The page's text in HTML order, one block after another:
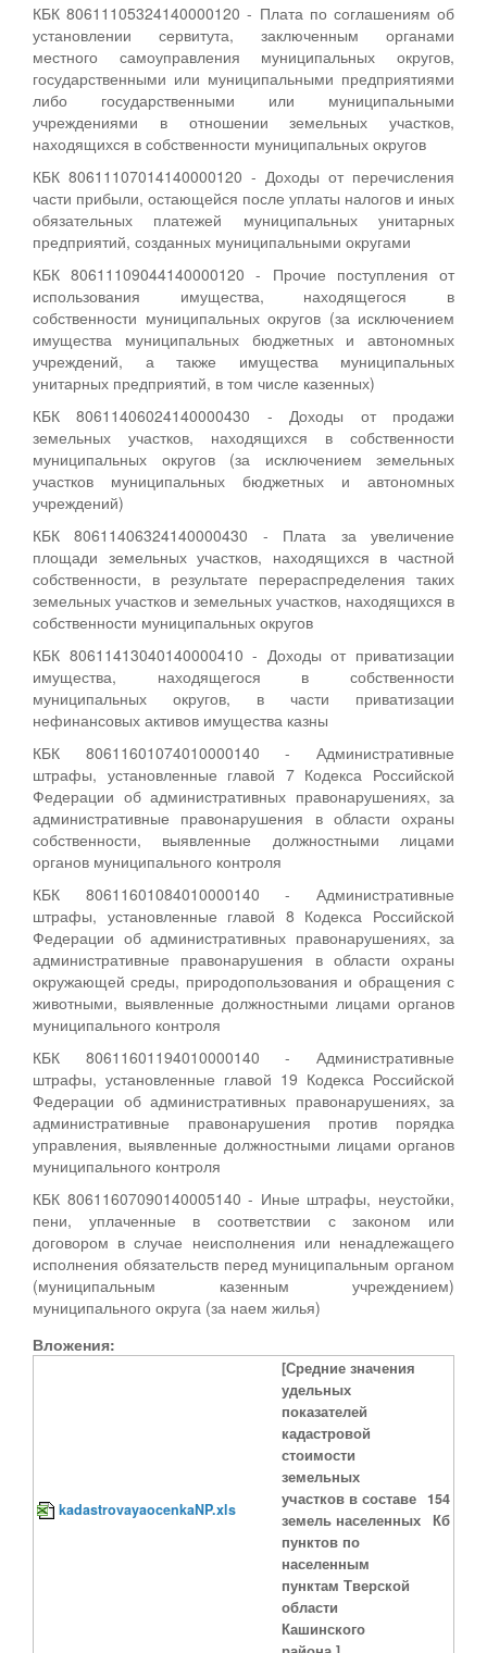
КБК 80611105324140000120 - Плата по соглашениям об
установлении сервитута, заключенным органами
местного самоуправления муниципальных округов,
государственными или муниципальными предприятиями
либо государственными или муниципальными
учреждениями в отношении земельных участков,
находящихся в собственности муниципальных округов
КБК 80611107014140000120 - Доходы от перечисления
части прибыли, остающейся после уплаты налогов и иных
обязательных платежей муниципальных унитарных
предприятий, созданных муниципальными округами
КБК 80611109044140000120 - Прочие поступления от
использования имущества, находящегося в
собственности муниципальных округов (за исключением
имущества муниципальных бюджетных и автономных
учреждений, а также имущества муниципальных
унитарных предприятий, в том числе казенных)
КБК 80611406024140000430 - Доходы от продажи
земельных участков, находящихся в собственности
муниципальных округов (за исключением земельных
участков муниципальных бюджетных и автономных
учреждений)
КБК 80611406324140000430 - Плата за увеличение
площади земельных участков, находящихся в частной
собственности, в результате перераспределения таких
земельных участков и земельных участков, находящихся в
собственности муниципальных округов
КБК 80611413040140000410 - Доходы от приватизации
имущества, находящегося в собственности
муниципальных округов, в части приватизации
нефинансовых активов имущества казны
КБК 80611601074010000140 - Административные
штрафы, установленные главой 7 Кодекса Российской
Федерации об административных правонарушениях, за
административные правонарушения в области охраны
собственности, выявленные должностными лицами
органов муниципального контроля
КБК 80611601084010000140 - Административные
штрафы, установленные главой 8 Кодекса Российской
Федерации об административных правонарушениях, за
административные правонарушения в области охраны
окружающей среды, природопользования и обращения с
животными, выявленные должностными лицами органов
муниципального контроля
КБК 80611601194010000140 - Административные
штрафы, установленные главой 19 Кодекса Российской
Федерации об административных правонарушениях, за
административные правонарушения против порядка
управления, выявленные должностными лицами органов
муниципального контроля
КБК 80611607090140005140 - Иные штрафы, неустойки,
пени, уплаченные в соответствии с законом или
договором в случае неисполнения или ненадлежащего
исполнения обязательств перед муниципальным органом
(муниципальным казенным учреждением)
муниципального округа (за наем жилья)
Вложения:
kadastrovayaocenkaNP.xls
[Средние значения
удельных
показателей
кадастровой
стоимости
земельных
участков в составе
земель населенных
пунктов по
населенным
пунктам Тверской
области
Кашинского
154
Кб